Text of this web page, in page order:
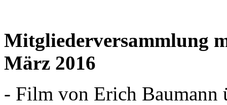
Mitgliederversammlung
März 2016
- Film von Erich Baumann